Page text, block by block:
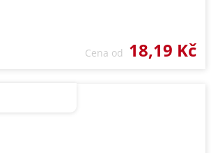
Cena od 18,19 Kč